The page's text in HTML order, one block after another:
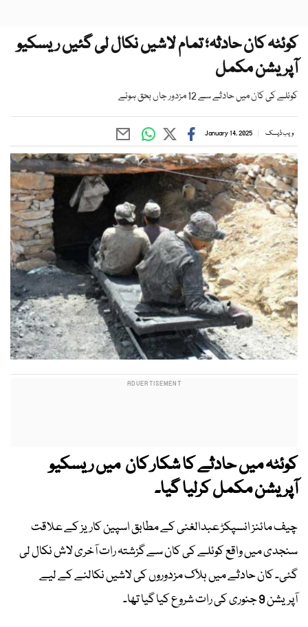
کوئٹہ کان حادثہ؛ تمام لاشیں نکال لی گئیں ریسکیو
آپریشن مکمل
کوئلے کی کان میں حادثے سے 12 مزدور جاں بحق ہوئے
ویب ڈیسک January 14, 2025
کوئٹہ میں حادثے کا شکار کان میں ریسکیو
آپریشن مکمل کرلیا گیا۔
چیف مائنز انسپکڑ عبدالغنی کے مطابق اسپین کاریز کے علاقت
سنجدی میں واقع کوئلے کی کان سے گزشتہ رات آخری لاش نکال لی
گئی۔ کان حادثے میں ہلاک مزدوروں کی لاشیں نکالنے کے لیے
آپریشن 9 جنوری کی رات شروع کیا گیا تھا۔